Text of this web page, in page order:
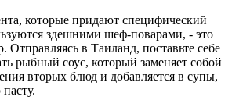
которые придают специфический
здешними шеф-поварами, - это
Отправляясь в Таиланд, поставьте себе
рыбный соус, который заменяет собой
вторых блюд и добавляется в супы,